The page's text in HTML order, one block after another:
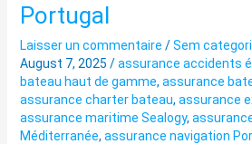
Portugal
Laisser un commentaire /Sem
August 7, 2025 /assurance accidents
bateau haut de gamme, assurance
assurance charter bateau, assurance
assurance maritime Sealogy,
Méditerranée, assurance navigation
assurez-
vous
que
votre
bateau
est